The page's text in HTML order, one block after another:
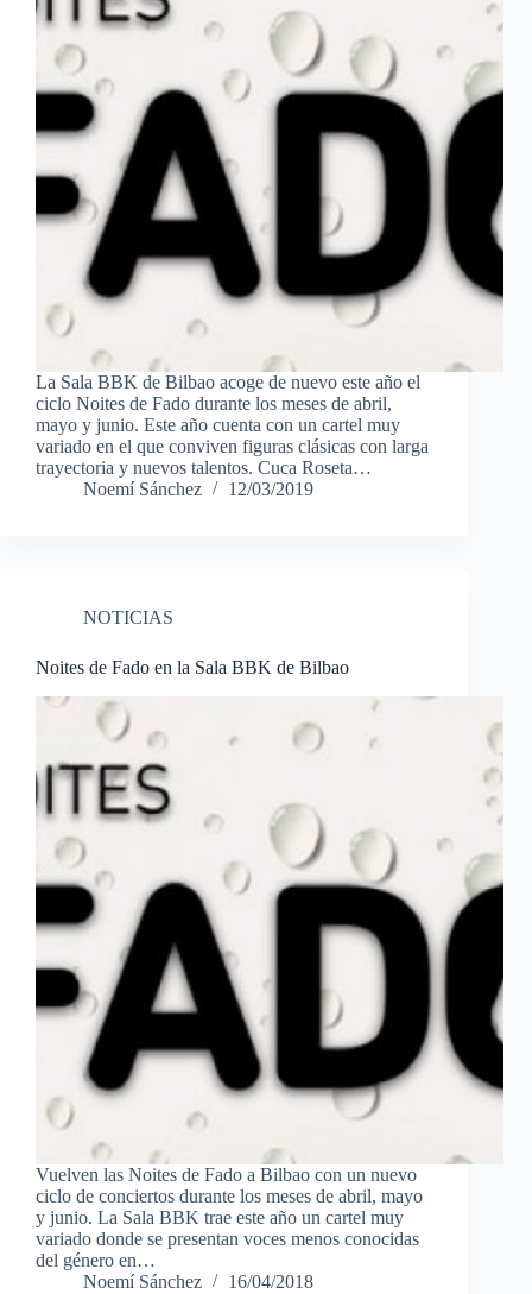
La Sala BBK de Bilbao acoge de nuevo este año el
ciclo Noites de Fado durante los meses de abril,
mayo y junio. Este año cuenta con un cartel muy
variado en el que conviven figuras clásicas con larga
trayectoria y nuevos talentos. Cuca Roseta…
Noemí Sánchez
12/03/2019
NOTICIAS
Noites de Fado en la Sala BBK de Bilbao
Vuelven las Noites de Fado a Bilbao con un nuevo
ciclo de conciertos durante los meses de abril, mayo
y junio. La Sala BBK trae este año un cartel muy
variado donde se presentan voces menos conocidas
del género en…
Noemí Sánchez
16/04/2018